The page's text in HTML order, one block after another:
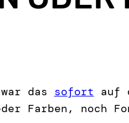
das sofort auf
Farben, noch